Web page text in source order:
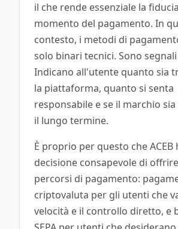
il che rende essenziale la
momento del pagamento. In
contesto, i metodi di
solo binari tecnici. Sono
Indicano all'utente quanto sia
la piattaforma, quanto si senta
responsabile e se il marchio
il lungo termine.
È proprio per questo che ACEB
decisione consapevole di
percorsi di pagamento:
criptovaluta per gli utenti che
velocità e il controllo diretto, e